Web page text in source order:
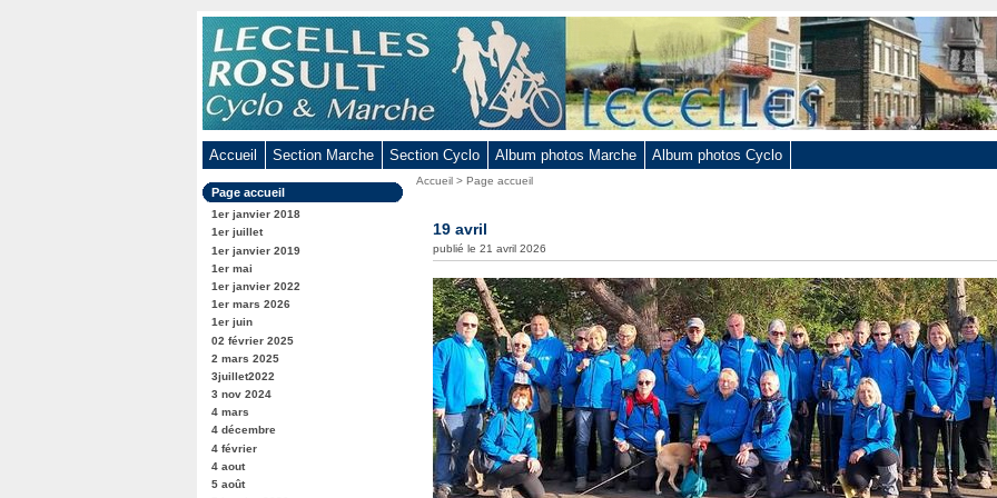
Accueil Section Marche Section Cyclo Album photos Marche Album photos Cyclo
Dans
la
rubrique
:
Page accueil
1er janvier 2018
1er juillet
1er janvier 2019
1er mai
1er janvier 2022
1er mars 2026
1er juin
02 février 2025
2 mars 2025
3juillet2022
3 nov 2024
4 mars
4 décembre
4 février
4 aout
5 août
Vous
Accueil >Page accueil
19 avril
publié le 21 avril 2026